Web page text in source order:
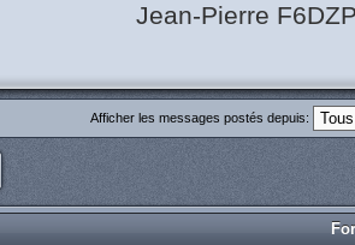
Jean-Pierre
Afficher les messages postés depuis: